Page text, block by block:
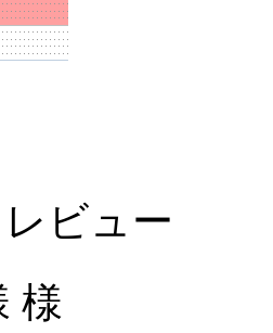
ビュー
様